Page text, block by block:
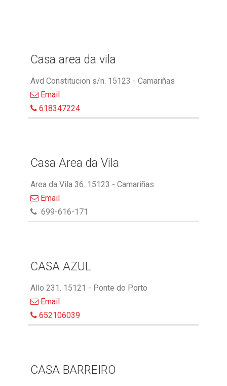
Casa area da vila
Avd Constitucion s/n. 15123 - Camariñas
Email
618347224
Casa Area da Vila
Area da Vila 36. 15123 - Camariñas
Email
699-616-171
CASA AZUL
Allo 231. 15121 - Ponte do Porto
Email
652106039
CASA BARREIRO